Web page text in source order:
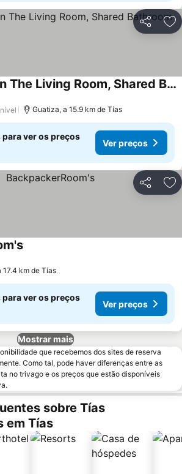
Partilhar
Only Sofa Bed In The Living Room, Shared Bathroom
Guatiza, a 15.9 km de Tías
para ver os preços
Ver preços
Partilhar
Ver preços
17.4 km de Tías
para ver os preços
Ver preços
Mostrar mais
que recebemos dos sites de reserva
Como tal, pode haver diferenças entre as
no trivago e os preços que estão disponíveis
sobre Tías
em Tías